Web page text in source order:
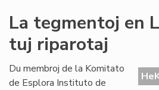
La tegmentoj en
tuj riparotaj
Du membroj de la Komitato
de Esplora Instituto de